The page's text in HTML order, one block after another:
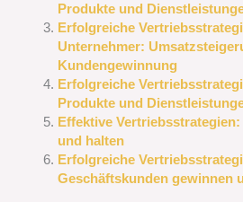
Produkte und
Erfolgreiche
Unternehmer:
Kundengewinnung
Erfolgreiche
Produkte und
Effektive
und halten
Erfolgreiche
Geschäftskunden gewinnen